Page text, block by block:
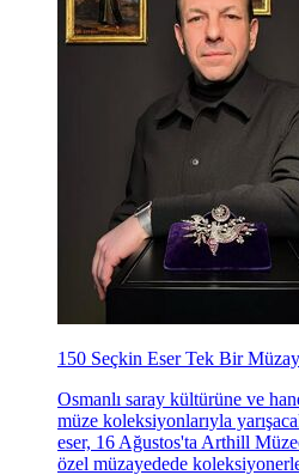
150 Seçkin Eser Tek Bir
Osmanlı saray kültürüne ve
müze koleksiyonlarıyla
eser, 16 Ağustos'ta Arthill
özel müzayedede